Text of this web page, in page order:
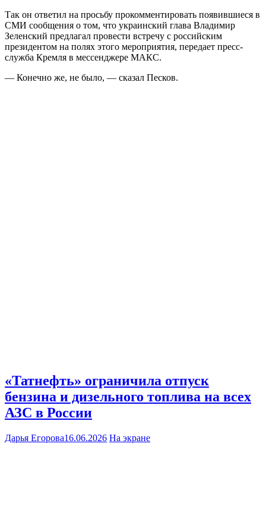
Так он ответил на просьбу прокомментировать появившиеся в
СМИ сообщения о том, что украинский глава Владимир
Зеленский предлагал провести встречу с российским
президентом на полях этого мероприятия, передает пресс-
служба Кремля в мессенджере МАКС.
— Конечно же, не было, — сказал Песков.
«Татнефть» ограничила отпуск
бензина и дизельного топлива на всех
АЗС в России
Дарья Егорова16.06.2026 На экране